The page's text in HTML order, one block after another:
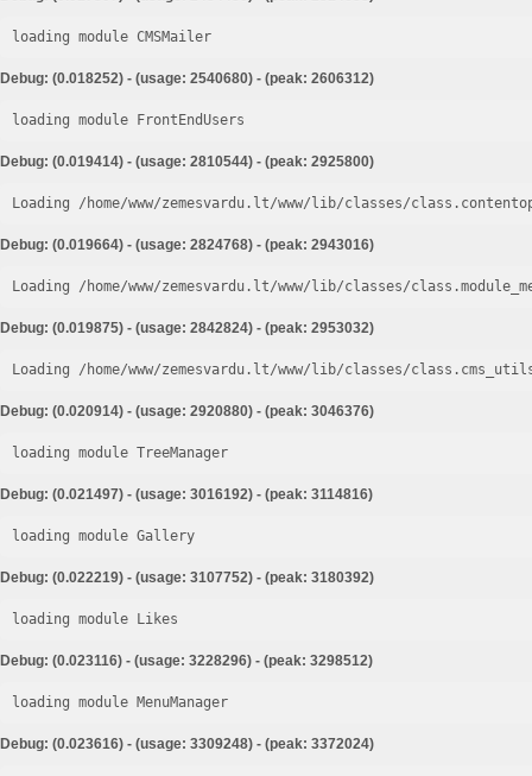
loading module CMSMailer
Debug: (0.018252) - (usage: 2540680) - (peak: 2606312)
loading module FrontEndUsers
Debug: (0.019414) - (usage: 2810544) - (peak: 2925800)
Loading /home/www/zemesvardu.lt/www/lib/classes/
Debug: (0.019664) - (usage: 2824768) - (peak: 2943016)
Loading /home/www/zemesvardu.lt/www/lib/classes/
Debug: (0.019875) - (usage: 2842824) - (peak: 2953032)
Loading /home/www/zemesvardu.lt/www/lib/classes/
Debug: (0.020914) - (usage: 2920880) - (peak: 3046376)
loading module TreeManager
Debug: (0.021497) - (usage: 3016192) - (peak: 3114816)
loading module Gallery
Debug: (0.022219) - (usage: 3107752) - (peak: 3180392)
loading module Likes
Debug: (0.023116) - (usage: 3228296) - (peak: 3298512)
loading module MenuManager
Debug: (0.023616) - (usage: 3309248) - (peak: 3372024)